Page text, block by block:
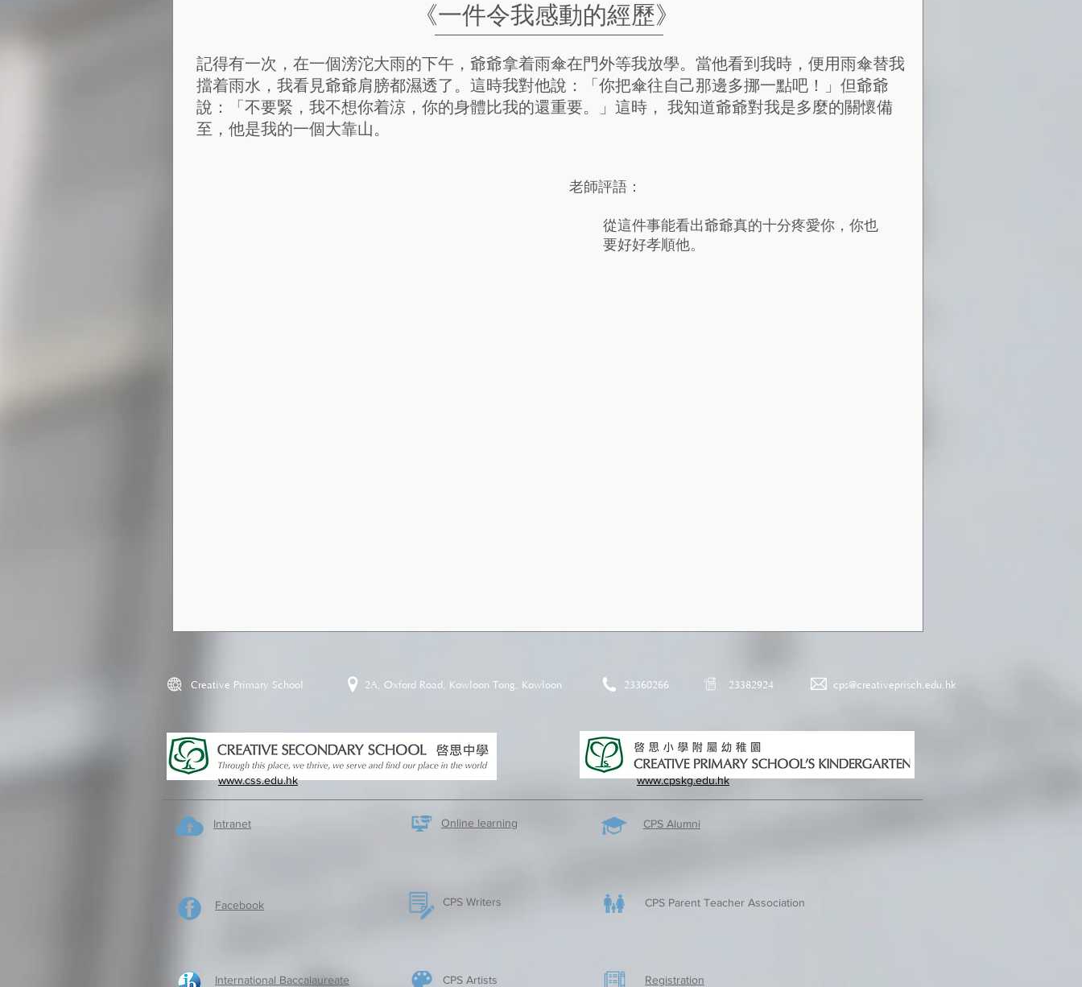
《一件令我感動的經歷》
記得有一次，在一個滂沱大雨的下午，爺爺拿着雨傘在門外等我放學。當他看到我時，便用雨傘替我
擋着雨水，我看見爺爺肩膀都濕透了。這時我對他說：「你把傘往自己那邊多挪一點吧！」但爺爺
說：「不要緊，我不想你着涼，你的身體比我的還重要。」這時， 我知道爺爺對我是多麼的關懷備
至，他是我的一個大靠山。
老師評語：
從這件事能看出爺爺真的十分疼愛你，你也
要好好孝順他。
Creative Primary School 2A, Oxford Road, Kowloon Tong, Kowloon 23360266 23382924 cps@creativeprisch.edu.hk
www.css.edu.hk www.cpskg.edu.hk
Intranet
Facebook
International Baccalaureate
Online learning CPS Alumni
CPS Writers CPS Parent Teacher Association
CPS Artists ​Registration